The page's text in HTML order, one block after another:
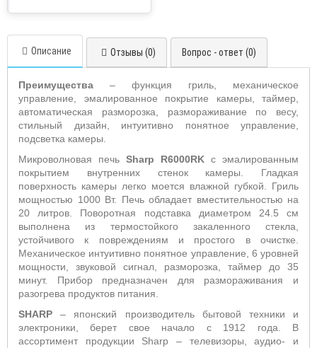
Описание Отзывы (0) Вопрос - ответ (0)
Преимущества – функция гриль, механическое
управление, эмалированное покрытие камеры, таймер,
автоматическая разморозка, размораживание по весу,
стильный дизайн, интуитивно понятное управление,
подсветка камеры.
Микроволновая печь Sharp R6000RK с эмалированным
покрытием внутренних стенок камеры. Гладкая
поверхность камеры легко моется влажной губкой. Гриль
мощностью 1000 Вт. Печь обладает вместительностью на
20 литров. Поворотная подставка диаметром 24.5 см
выполнена из термостойкого закаленного стекла,
устойчивого к повреждениям и простого в очистке.
Механическое интуитивно понятное управление, 6 уровней
мощности, звуковой сигнал, разморозка, таймер до 35
минут. Прибор предназначен для размораживания и
разогрева продуктов питания.
SHARP – японский производитель бытовой техники и
электроники, берет свое начало с 1912 года. В
ассортимент продукции Sharp – телевизоры, аудио- и